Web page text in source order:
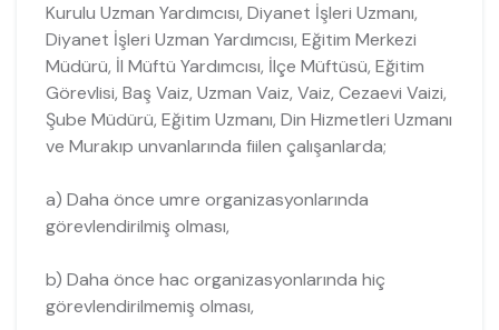
Kurulu Uzman Yardımcısı, Diyanet İşleri Uzmanı,
Diyanet İşleri Uzman Yardımcısı, Eğitim Merkezi
Müdürü, İl Müftü Yardımcısı, İlçe Müftüsü, Eğitim
Görevlisi, Baş Vaiz, Uzman Vaiz, Vaiz, Cezaevi Vaizi,
Şube Müdürü, Eğitim Uzmanı, Din Hizmetleri Uzmanı
ve Murakıp unvanlarında fiilen çalışanlarda;
a) Daha önce umre organizasyonlarında
görevlendirilmiş olması,
b) Daha önce hac organizasyonlarında hiç
görevlendirilmemiş olması,